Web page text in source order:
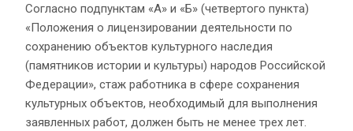
Согласно подпунктам «А» и «Б» (четвертого пункта)
«Положения о лицензировании деятельности по
сохранению объектов культурного наследия
(памятников истории и культуры) народов Российской
Федерации», стаж работника в сфере сохранения
культурных объектов, необходимый для выполнения
заявленных работ, должен быть не менее трех лет.